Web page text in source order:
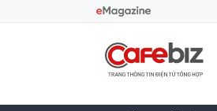
CafeBiz - Trang chủ